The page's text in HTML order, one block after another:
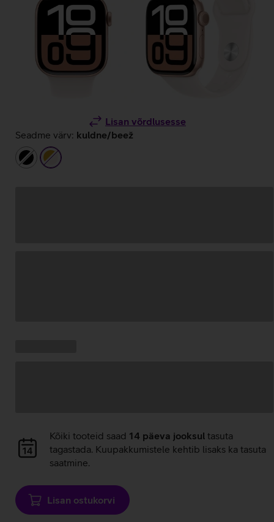
Lisan võrdlusesse
Seadme värv: kuldne/beež
mustkuldne/beež
Andmete
laadimine
Kõiki tooteid saad 14 päeva jooksul tasuta
tagastada. Kuupakkumistele kehtib lisaks ka tasuta
saatmine.
Lisan ostukorvi